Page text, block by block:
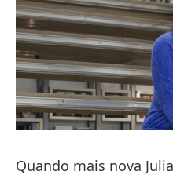
Quando mais nova